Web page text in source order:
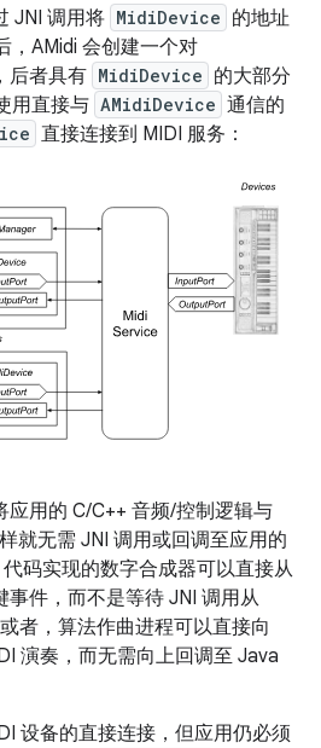
JNI 调用将 MidiDevice 的地址
，AMidi 会创建一个对
后者具有 MidiDevice 的大部分
用直接与 AMidiDevice 通信的
直接连接到 MIDI 服务：
应用的 C/C++ 音频/控制逻辑与
就无需 JNI 调用或回调至应用的
码实现的数字合成器可以直接从
事件，而不是等待 JNI 调用从
者，算法作曲进程可以直接向
演奏，而无需向上回调至 Java
设备的直接连接，但应用仍必须